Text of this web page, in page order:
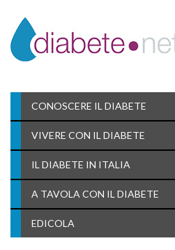
CONOSCERE IL DIABETE
VIVERE CON IL DIABETE
IL DIABETE IN ITALIA
A TAVOLA CON IL DIABETE
EDICOLA